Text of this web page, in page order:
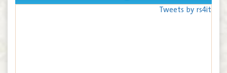
Tweets by rs4it